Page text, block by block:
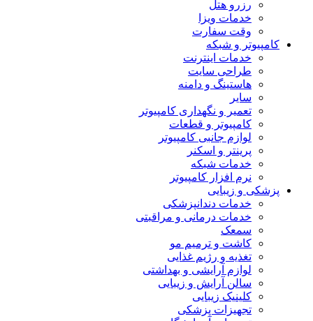
رزرو هتل
خدمات ویزا
وقت سفارت
کامپیوتر و شبکه
خدمات اینترنت
طراحی سایت
هاستینگ و دامنه
سایر
تعمیر و نگهداری کامپیوتر
کامپیوتر و قطعات
لوازم جانبی کامپیوتر
پرینتر و اسکنر
خدمات شبکه
نرم افزار کامپیوتر
پزشکی و زیبایی
خدمات دندانپزشکی
خدمات درمانی و مراقبتی
سمعک
کاشت و ترمیم مو
تغذیه و رژیم غذایی
لوازم آرایشی و بهداشتی
سالن آرایش و زیبایی
کلینیک زیبایی
تجهیزات پزشکی